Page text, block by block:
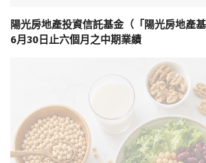
陽光房地產投資信託基金（「陽光房地產
6月30日止六個月之中期業績